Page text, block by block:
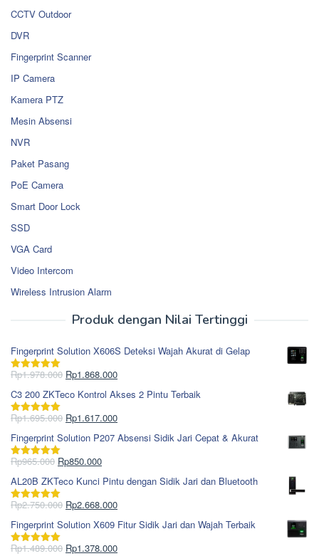
CCTV Outdoor
DVR
Fingerprint Scanner
IP Camera
Kamera PTZ
Mesin Absensi
NVR
Paket Pasang
PoE Camera
Smart Door Lock
SSD
VGA Card
Video Intercom
Wireless Intrusion Alarm
Produk dengan Nilai Tertinggi
Fingerprint Solution X606S Deteksi Wajah Akurat di Gelap
Dinilai5.00
Rp1.978.000 Harga
aslinya
adalah:
Rp1.978.000.
Rp1.868.000Harga
saat
ini
adalah:
C3 200 ZKTeco Kontrol Akses 2 Pintu Terbaik
Dinilai5.00
Rp1.695.000 Harga
aslinya
adalah:
Rp1.695.000.
Rp1.617.000Harga
saat
ini
Fingerprint Solution P207 Absensi Sidik Jari Cepat & Akurat
Dinilai5.00
Rp965.000 Harga
aslinya
adalah:
Rp965.000.
Rp850.000Harga
saat
ini
adalah:
AL20B ZKTeco Kunci Pintu dengan Sidik Jari dan Bluetooth
Dinilai5.00
Rp2.750.000 Harga
aslinya
adalah:
Rp2.750.000.
Rp2.668.000Harga
saat
ini
adalah:
Fingerprint Solution X609 Fitur Sidik Jari dan Wajah Terbaik
Dinilai5.00
Rp1.489.000 Harga
Rp1.378.000Harga